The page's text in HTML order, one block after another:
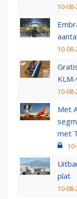
10-
10-
10-
Met
met
plat
10-